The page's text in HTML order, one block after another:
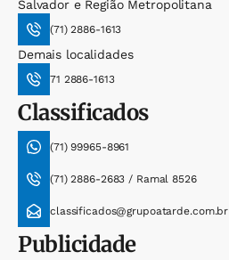
Salvador e Região Metropolitana
(71) 2886-1613
Demais localidades
71 2886-1613
Classificados
(71) 99965-8961
(71) 2886-2683 / Ramal 8526
classificados@grupoatarde.com.br
Publicidade